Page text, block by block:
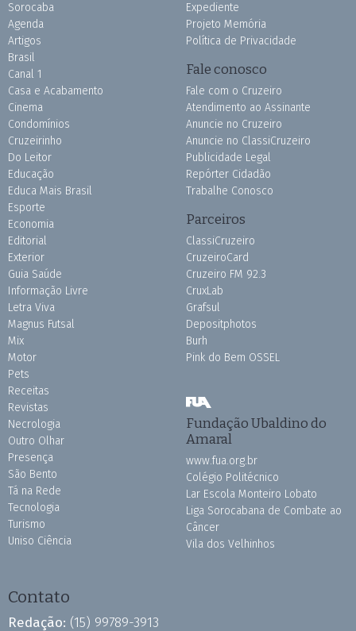
Sorocaba
Agenda
Artigos
Brasil
Canal 1
Casa e Acabamento
Cinema
Condomínios
Cruzeirinho
Do Leitor
Educação
Educa Mais Brasil
Esporte
Economia
Editorial
Exterior
Guia Saúde
Informação Livre
Letra Viva
Magnus Futsal
Mix
Motor
Pets
Receitas
Revistas
Necrologia
Outro Olhar
Presença
São Bento
Tá na Rede
Tecnologia
Turismo
Uniso Ciência
Expediente
Projeto Memória
Política de Privacidade
Fale conosco
Fale com o Cruzeiro
Atendimento ao Assinante
Anuncie no Cruzeiro
Anuncie no ClassiCruzeiro
Publicidade Legal
Repórter Cidadão
Trabalhe Conosco
Parceiros
ClassiCruzeiro
CruzeiroCard
Cruzeiro FM 92.3
CruxLab
Grafsul
Depositphotos
Burh
Pink do Bem OSSEL
Fundação Ubaldino do
Amaral
www.fua.org.br
Colégio Politécnico
Lar Escola Monteiro Lobato
Liga Sorocabana de Combate ao
Câncer
Vila dos Velhinhos
Contato
Redação: (15) 99789-3913